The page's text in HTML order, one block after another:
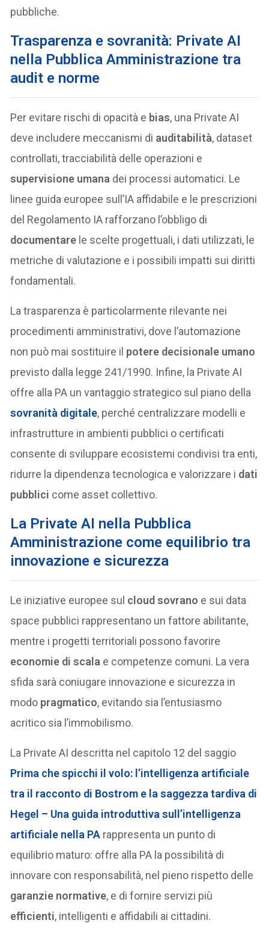
pubbliche.
Trasparenza e sovranità: Private AI
nella Pubblica Amministrazione tra
audit e norme
Per evitare rischi di opacità e bias, una Private AI
deve includere meccanismi di auditabilità, dataset
controllati, tracciabilità delle operazioni e
supervisione umana dei processi automatici. Le
linee guida europee sull’IA affidabile e le prescrizioni
del Regolamento IA rafforzano l’obbligo di
documentare le scelte progettuali, i dati utilizzati, le
metriche di valutazione e i possibili impatti sui diritti
fondamentali.
La trasparenza è particolarmente rilevante nei
procedimenti amministrativi, dove l’automazione
non può mai sostituire il potere decisionale umano
previsto dalla legge 241/1990. Infine, la Private AI
offre alla PA un vantaggio strategico sul piano della
sovranità digitale, perché centralizzare modelli e
infrastrutture in ambienti pubblici o certificati
consente di sviluppare ecosistemi condivisi tra enti,
ridurre la dipendenza tecnologica e valorizzare i dati
pubblici come asset collettivo.
La Private AI nella Pubblica
Amministrazione come equilibrio tra
innovazione e sicurezza
Le iniziative europee sul cloud sovrano e sui data
space pubblici rappresentano un fattore abilitante,
mentre i progetti territoriali possono favorire
economie di scala e competenze comuni. La vera
sfida sarà coniugare innovazione e sicurezza in
modo pragmatico, evitando sia l’entusiasmo
acritico sia l’immobilismo.
La Private AI descritta nel capitolo 12 del saggio
Prima che spicchi il volo: l’intelligenza artificiale
tra il racconto di Bostrom e la saggezza tardiva di
Hegel – Una guida introduttiva sull’intelligenza
artificiale nella PA rappresenta un punto di
equilibrio maturo: offre alla PA la possibilità di
innovare con responsabilità, nel pieno rispetto delle
garanzie normative, e di fornire servizi più
efficienti, intelligenti e affidabili ai cittadini.